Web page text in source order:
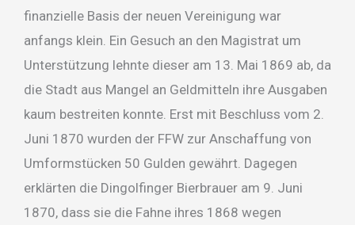
finanzielle Basis der neuen Vereinigung war
anfangs klein. Ein Gesuch an den Magistrat um
Unterstützung lehnte dieser am 13. Mai 1869 ab, da
die Stadt aus Mangel an Geldmitteln ihre Ausgaben
kaum bestreiten konnte. Erst mit Beschluss vom 2.
Juni 1870 wurden der FFW zur Anschaffung von
Umformstücken 50 Gulden gewährt. Dagegen
erklärten die Dingolfinger Bierbrauer am 9. Juni
1870, dass sie die Fahne ihres 1868 wegen